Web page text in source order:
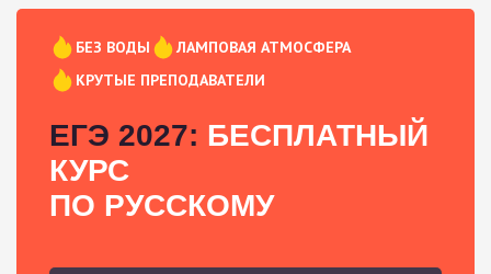
БЕЗ ВОДЫ
ЛАМПОВАЯ АТМОСФЕРА
КРУТЫЕ ПРЕПОДАВАТЕЛИ
ЕГЭ 2027: БЕСПЛАТНЫЙ
КУРС
ПО РУССКОМУ